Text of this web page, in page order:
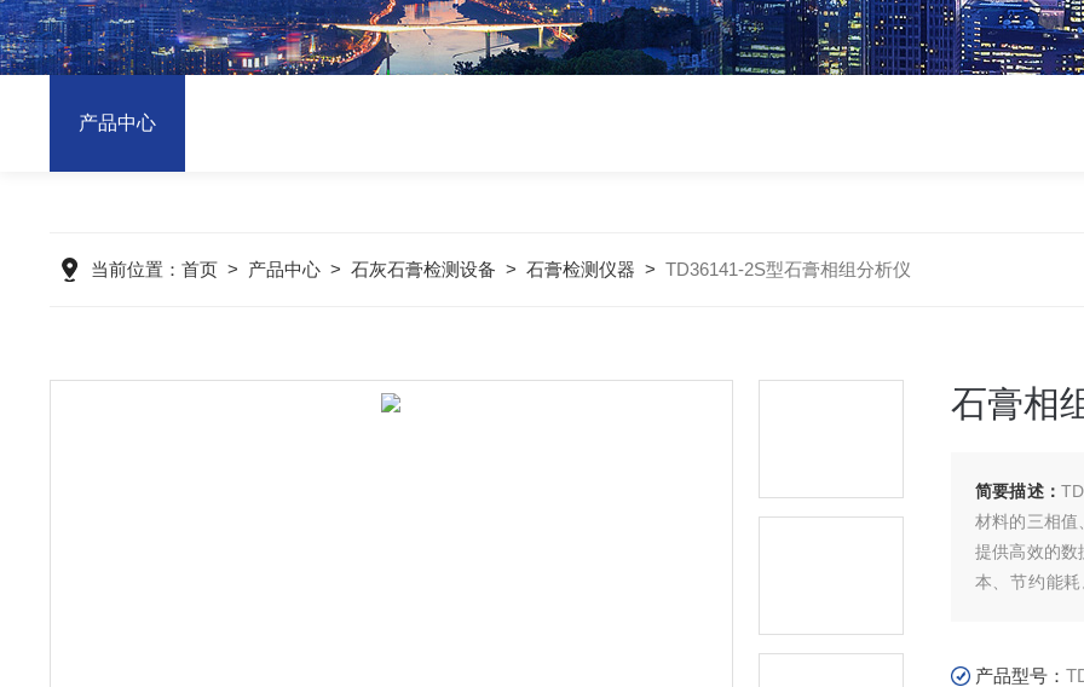
产品中心
当前位置： 首页> 产品中心> 石灰石膏检测设备 > 石膏检测仪器 > TD36141-2S型石膏相组分析仪
石膏相
简要描述：
材料的三相值
提供高效的数
本、节约能
产品型号：